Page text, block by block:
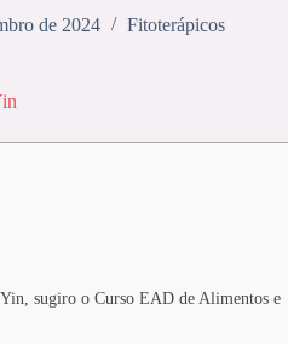
de 2024 Fitoterápicos
sugiro o Curso EAD de Alimentos e